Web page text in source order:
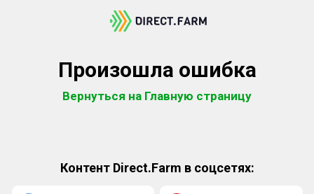
Произошла ошибка
Вернуться на Главную страницу
Контент Direct.Farm в соцсетях: